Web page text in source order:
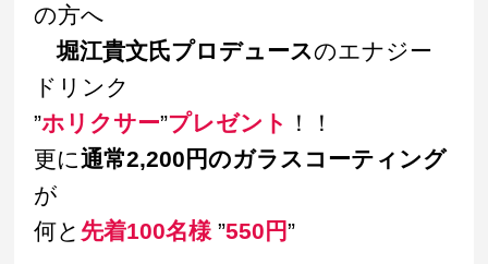
の方へ
堀江貴文氏プロデュースのエナジー
ドリンク
”ホリクサー”プレゼント
！！
更に通常2,200円のガラスコーティング
が
何と 先着100名様 ”550円”